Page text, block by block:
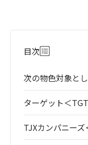
目次
次の物色対象と
ターゲット＜
TJXカンパニーズ